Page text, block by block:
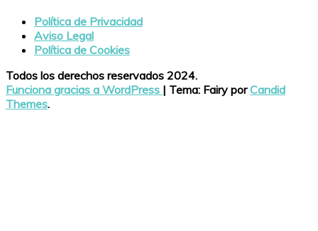
Política de Privacidad
Aviso Legal
Política de Cookies
Todos los derechos reservados 2024.
Funciona gracias a WordPress | Tema: Fairy porCandid
Themes.